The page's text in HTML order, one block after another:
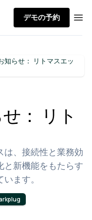
デモの予約
知らせ： リトマスエッ
： リト
は、接続性と業務効
と新機能をもたらす
ます。